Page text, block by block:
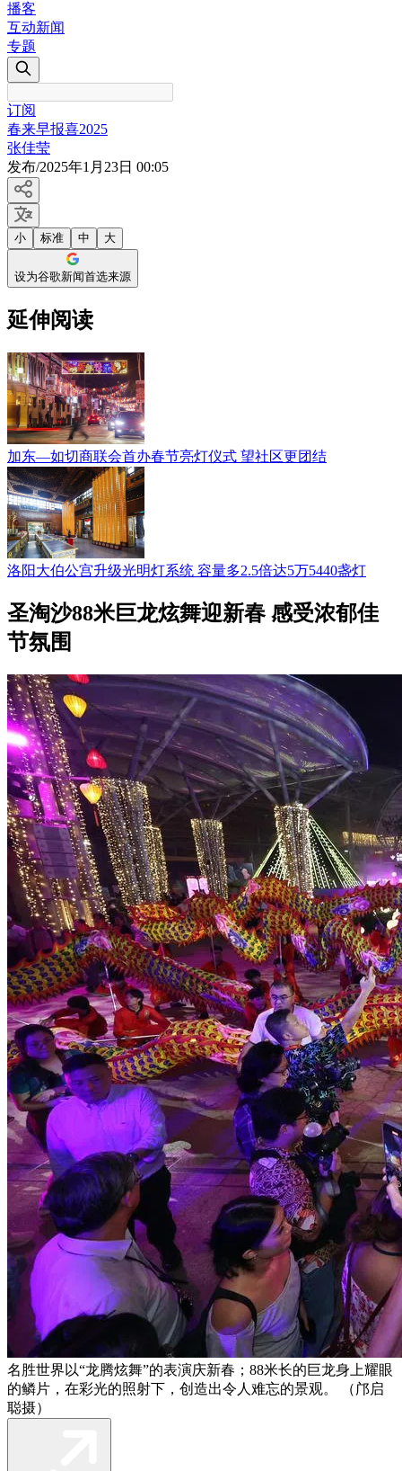
播客
互动新闻
专题
订阅
春来早报喜2025
张佳莹
发布/2025年1月23日 00:05
小 标准 中 大
设为谷歌新闻首选来源
延伸阅读
加东—如切商联会首办春节亮灯仪式 望社区更团结
洛阳大伯公宫升级光明灯系统 容量多2.5倍达5万5440盏灯
圣淘沙88米巨龙炫舞迎新春 感受浓郁佳
节氛围
名胜世界以“龙腾炫舞”的表演庆新春；88米长的巨龙身上耀眼
的鳞片，在彩光的照射下，创造出令人难忘的景观。 （邝启
聪摄）